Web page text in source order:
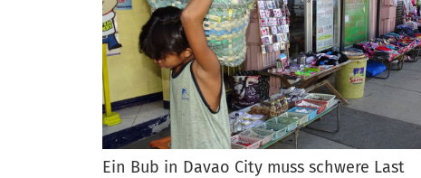
Ein Bub in Davao City muss schwere Last